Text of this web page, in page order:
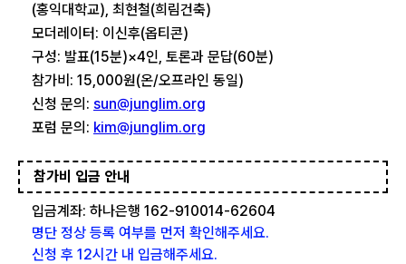
(홍익대학교), 최현철(희림건축)
모더레이터: 이신후(옵티콘)
구성: 발표(15분)×4인, 토론과 문답(60분)
참가비: 15,000원(온/오프라인 동일)
신청 문의: sun@junglim.org
포럼 문의: kim@junglim.org
참가비 입금 안내
입금계좌: 하나은행 162-910014-62604
명단 정상 등록 여부를 먼저 확인해주세요.
신청 후 12시간 내 입금해주세요.